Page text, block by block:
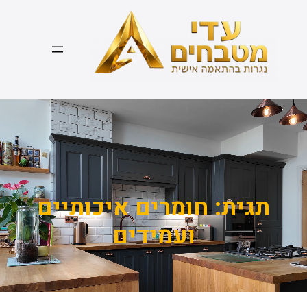
תגית:חומרים איכותיים
ועמידים